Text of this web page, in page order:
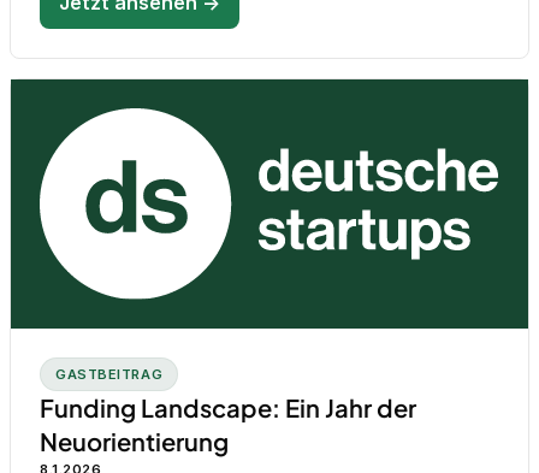
GASTBEITRAG
Funding Landscape: Ein Jahr der
Neuorientierung
8.1.2026